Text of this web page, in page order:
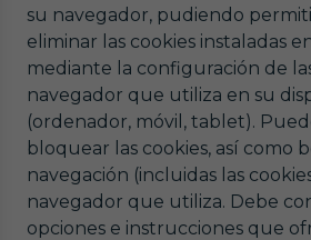
su navegador, pudiendo
eliminar las cookies instaladas
mediante la configuración de
navegador que utiliza en su
(ordenador, móvil, tablet).
bloquear las cookies, así como
navegación (incluidas las
navegador que utiliza. Debe
opciones e instrucciones que